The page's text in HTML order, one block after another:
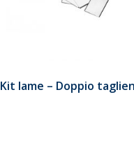
Kit lame – Doppio